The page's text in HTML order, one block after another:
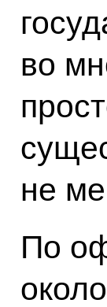
во
не
По